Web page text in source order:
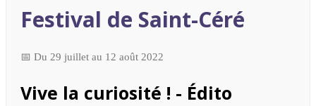
Festival de Saint-Céré
📅 Du 29 juillet au 12 août 2022
Vive la curiosité ! - Édito